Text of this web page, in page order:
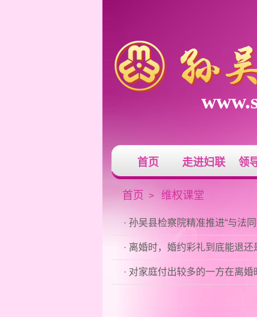
首页 走进妇联 领
首页 > 维权课堂
· 孙吴县检察院精准推进“与法
· 离婚时，婚约彩礼到底能退还
· 对家庭付出较多的一方在离